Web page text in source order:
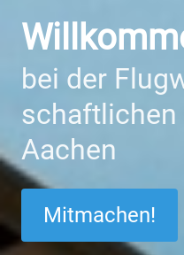
bei der
schaftlichen
Aachen
Mitmachen!